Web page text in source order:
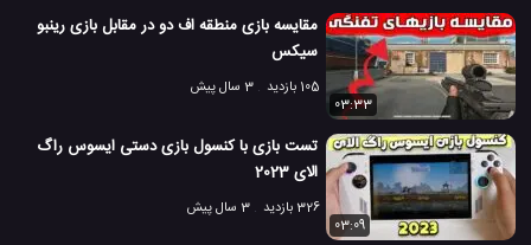
مقایسه بازی منطقه اف دو در مقابل بازی رینبو
سیکس
105 بازدید
3 سال پیش
03:33
تست بازی با کنسول بازی دستی ایسوس راگ
الای 2023
326 بازدید
3 سال پیش
03:09